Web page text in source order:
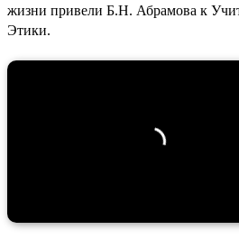
жизни привели Б.Н. Абрамова к
Этики.